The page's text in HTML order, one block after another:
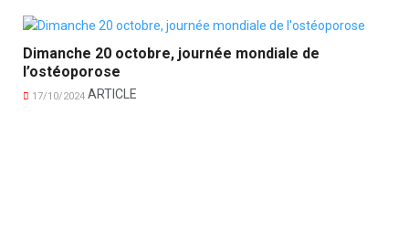
Dimanche 20 octobre, journée mondiale de
l’ostéoporose
17/10/2024 ARTICLE